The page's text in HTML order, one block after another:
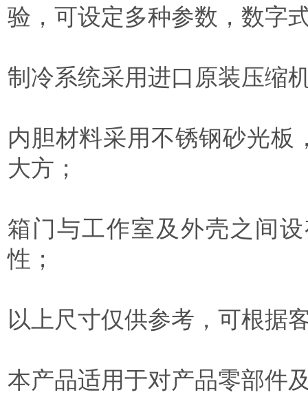
验，可设定多种参数，数字
制冷系统采用进口原装压缩
内胆材料采用不锈钢砂光板
大方；
箱门与工作室及外壳之间
性；
以上尺寸仅供参考，可根据
本产品适用于对产品零部件